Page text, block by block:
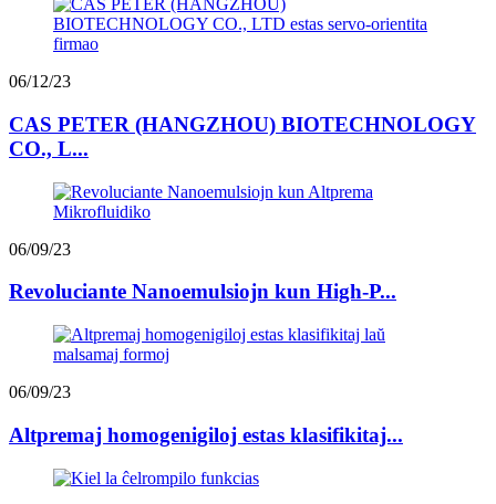
06/12/23
CAS PETER (HANGZHOU) BIOTECHNOLOGY
CO., L...
06/09/23
Revoluciante Nanoemulsiojn kun High-P...
06/09/23
Altpremaj homogenigiloj estas klasifikitaj...